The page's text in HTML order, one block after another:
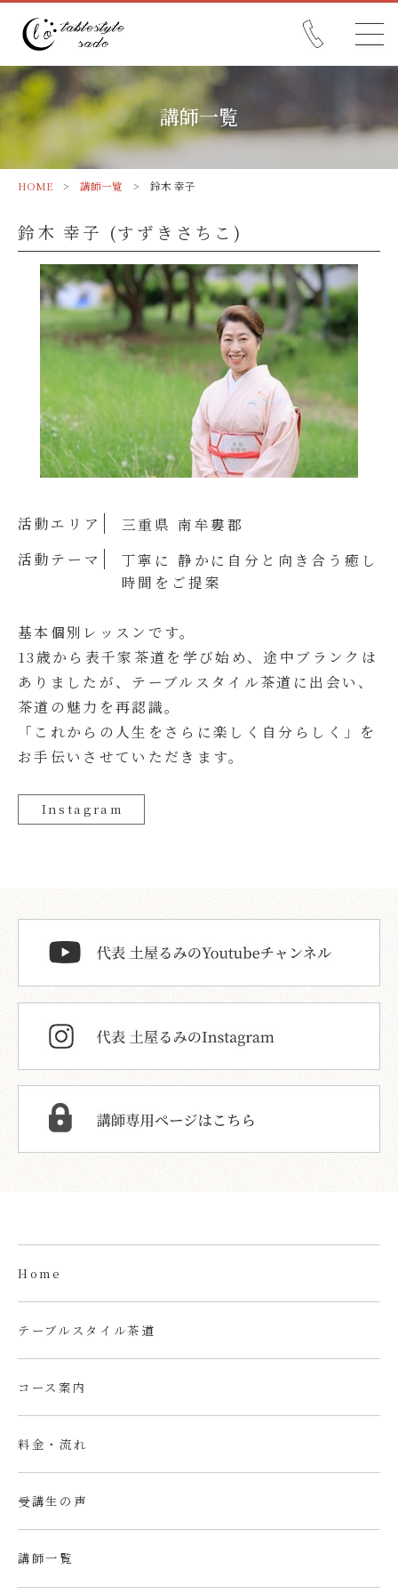
講師一覧
HOME> 講師一覧 > 鈴木 幸子
鈴木 幸子 (すずきさちこ)
活動エリア
三重県 南牟婁郡
活動テーマ
丁寧に 静かに自分と向き合う癒し
時間をご提案
基本個別レッスンです。
13歳から表千家茶道を学び始め、途中ブランクは
ありましたが、テーブルスタイル茶道に出会い、
茶道の魅力を再認識。
「これからの人生をさらに楽しく自分らしく」を
お手伝いさせていただきます。
Instagram
Home
テーブルスタイル茶道
コース案内
料金・流れ
受講生の声
講師一覧